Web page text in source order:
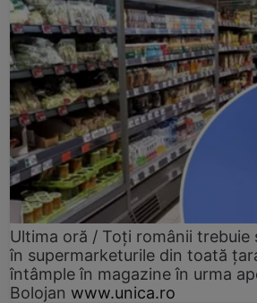
Ultima oră / Toți românii trebuie
în supermarketurile din toată
întâmple în magazine în urma
Bolojan www.unica.ro